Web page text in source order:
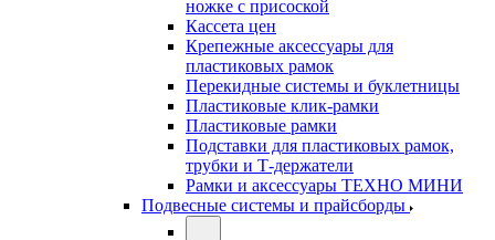
ножке с присоской
Кассета цен
Крепежные аксессуары для
пластиковых рамок
Перекидные системы и буклетницы
Пластиковые клик-рамки
Пластиковые рамки
Подставки для пластиковых рамок,
трубки и Т-держатели
Рамки и аксессуары ТЕХНО МИНИ
Подвесные системы и прайсборды